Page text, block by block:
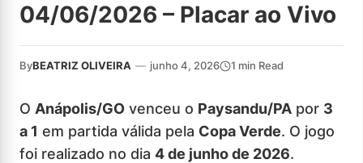
04/06/2026 – Placar ao Vivo
ByBEATRIZ OLIVEIRA — junho 4, 2026 1 min Read
O Anápolis/GO venceu o Paysandu/PA por 3
a 1 em partida válida pela Copa Verde. O jogo
foi realizado no dia 4 de junho de 2026.